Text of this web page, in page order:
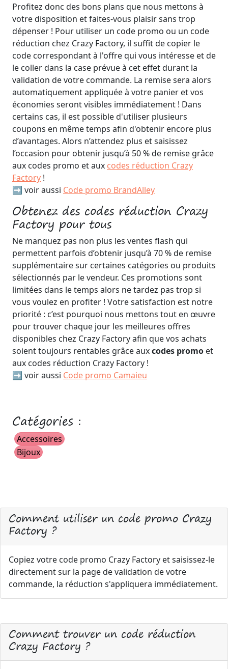
Profitez donc des bons plans que nous mettons à
votre disposition et faites-vous plaisir sans trop
dépenser ! Pour utiliser un code promo ou un code
réduction chez Crazy Factory, il suffit de copier le
code correspondant à l'offre qui vous intéresse et de
le coller dans la case prévue à cet effet durant la
validation de votre commande. La remise sera alors
automatiquement appliquée à votre panier et vos
économies seront visibles immédiatement ! Dans
certains cas, il est possible d'utiliser plusieurs
coupons en même temps afin d'obtenir encore plus
d’avantages. Alors n’attendez plus et saisissez
l’occasion pour obtenir jusqu’à 50 % de remise grâce
aux codes promo et aux codes réduction Crazy
Factory !
➡️ voir aussi Code promo BrandAlley
Obtenez des codes réduction Crazy
Factory pour tous
Ne manquez pas non plus les ventes flash qui
permettent parfois d’obtenir jusqu’à 70 % de remise
supplémentaire sur certaines catégories ou produits
sélectionnés par le vendeur. Ces promotions sont
limitées dans le temps alors ne tardez pas trop si
vous voulez en profiter ! Votre satisfaction est notre
priorité : c’est pourquoi nous mettons tout en œuvre
pour trouver chaque jour les meilleures offres
disponibles chez Crazy Factory afin que vos achats
soient toujours rentables grâce auxcodes promo et
aux codes réduction Crazy Factory !
➡️ voir aussi Code promo Camaieu
Catégories :
Accessoires
Bijoux
Comment utiliser un code promo Crazy
Factory ?
Copiez votre code promo Crazy Factory et saisissez-le
directement sur la page de validation de votre
commande, la réduction s'appliquera immédiatement.
Comment trouver un code réduction
Crazy Factory ?